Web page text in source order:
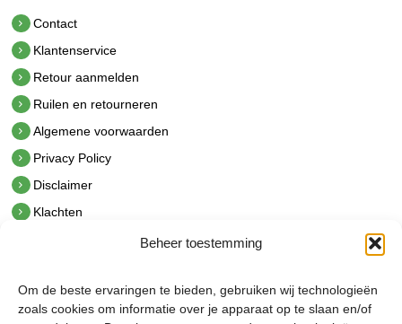
Beheer toestemming
Om de beste ervaringen te bieden, gebruiken wij technologieën
zoals cookies om informatie over je apparaat op te slaan en/of
Contact
Klantenservice
Retour aanmelden
Ruilen en retourneren
Algemene voorwaarden
Privacy Policy
Disclaimer
Klachten
hetindustriehuis B.V.
De Hoek 1 1601 MR Enkhuizen